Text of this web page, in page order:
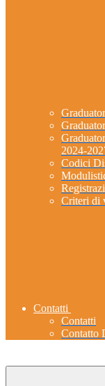
2024-
Codici
Criteri di
Contatti
Contatti
Contatto